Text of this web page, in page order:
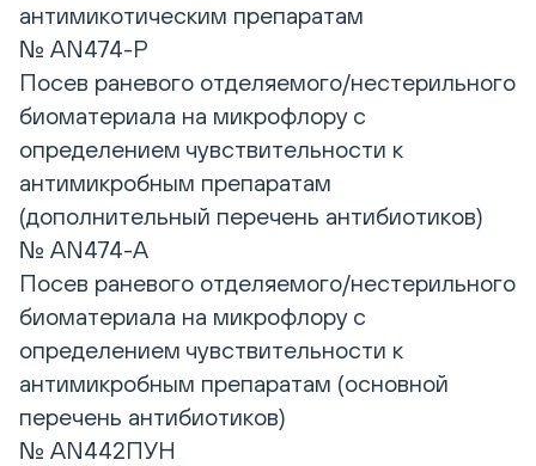
антимикотическим препаратам
№ AN474-P
Посев раневого отделяемого/нестерильного
биоматериала на микрофлору с
определением чувствительности к
антимикробным препаратам
(дополнительный перечень антибиотиков)
№ AN474-A
Посев раневого отделяемого/нестерильного
биоматериала на микрофлору с
определением чувствительности к
антимикробным препаратам (основной
перечень антибиотиков)
№ AN442ПУН